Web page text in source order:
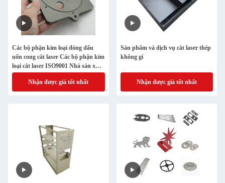
Các bộ phận kim loại đóng dấu
uốn cong cắt laser Các bộ phận kim
loại cắt laser ISO9001 Nhà sản xuất
Sản xuất kim loại tấm tùy chỉnh
Nhận được giá tốt nhất
Sản phẩm và dịch vụ cắt laser thép
không gỉ
Nhận được giá tốt nhất